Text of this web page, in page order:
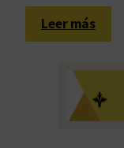
l
o
1
5
a
Leer más:
L
g
a